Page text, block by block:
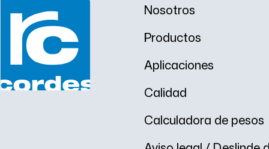
Nosotros
Productos
Aplicaciones
Calidad
Calculadora de pesos